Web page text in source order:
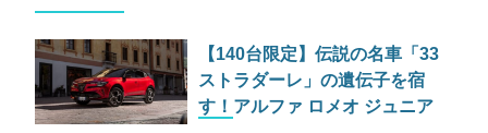
【140台限定】伝説の名車「33
ストラダーレ」の遺伝子を宿
す！アルファ ロメオ ジュニア